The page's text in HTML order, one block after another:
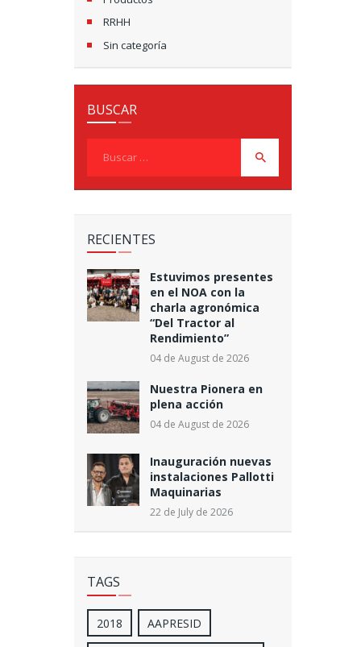
RRHH
Sin categoría
BUSCAR
RECIENTES
Estuvimos presentes
en el NOA con la
charla agronómica
“Del Tractor al
Rendimiento”
04 de August de 2026
Nuestra Pionera en
plena acción
04 de August de 2026
Inauguración nuevas
instalaciones Pallotti
Maquinarias
22 de July de 2026
TAGS
2018 AAPRESID